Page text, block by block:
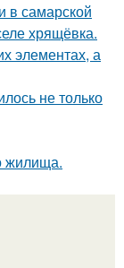
в самарской
хрящёвка.
элементах, а
не только
жилища.